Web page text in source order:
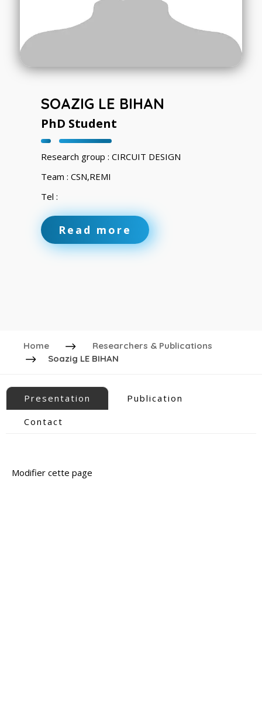
SOAZIG LE BIHAN
PhD Student
Research group : CIRCUIT DESIGN
Team : CSN,REMI
Tel :
Read more
Home
Researchers & Publications
Soazig LE BIHAN
Presentation
Publication
Contact
Modifier cette page